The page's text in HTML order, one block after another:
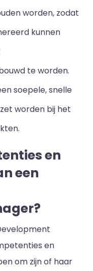
worden, zodat
kunnen
te worden.
soepele, snelle
worden bij het
en
een
en
om zijn of haar